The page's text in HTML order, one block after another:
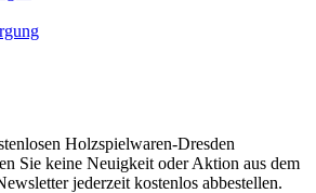
Holzspielwaren-Dresden
Sie keine Neuigkeit oder Aktion aus dem